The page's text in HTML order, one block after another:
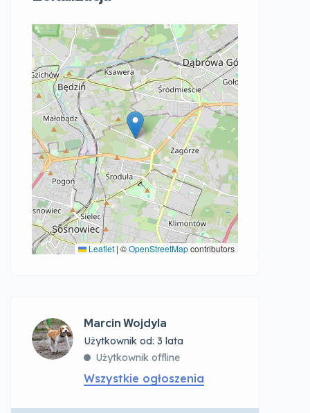
Leaflet |©OpenStreetMapcontributors
Marcin Wojdyla
Użytkownik od: 3 lata
Użytkownik offline
Wszystkie ogłoszenia